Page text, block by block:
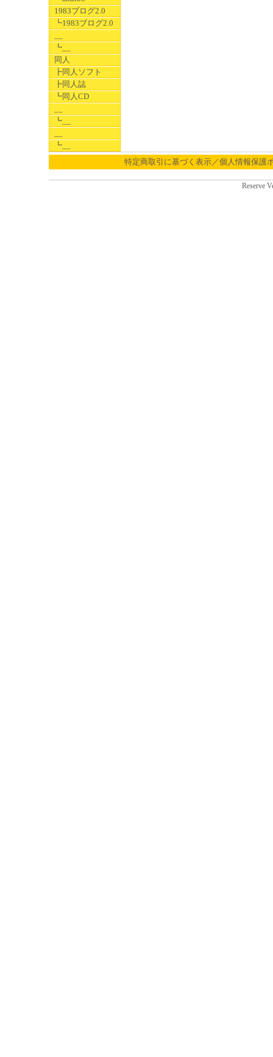
1983ブログ2.0
┗1983ブログ2.0
┗__
同人
┣同人ソフト
┣同人誌
┗同人CD
┗__
┗__
特定商取引に基づく表示／個人情報保護
Reserve